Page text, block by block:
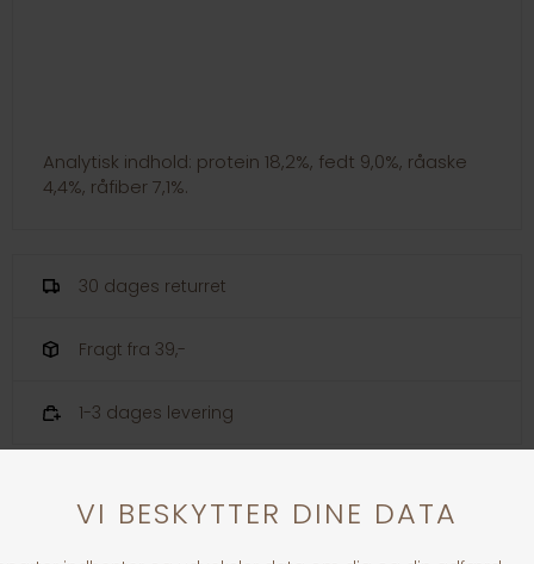
Analytisk indhold: protein 18,2%, fedt 9,0%, råaske
4,4%, råfiber 7,1%.
30 dages returret
Fragt fra 39,-
1-3 dages levering
Andre købte også